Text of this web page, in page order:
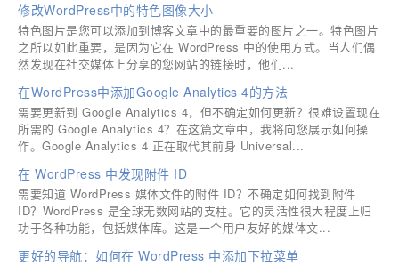
修改WordPress中的特色图像大小
特色图片是您可以添加到博客文章中的最重要的图片之一。特色图片
之所以如此重要，是因为它在 WordPress 中的使用方式。当人们偶
然发现在社交媒体上分享的您网站的链接时，他们...
在WordPress中添加Google Analytics 4的方法
需要更新到 Google Analytics 4，但不确定如何更新？很难设置现在
所需的 Google Analytics 4？在这篇文章中，我将向您展示如何操
作。Google Analytics 4 正在取代其前身 Universal...
在 WordPress 中发现附件 ID
需要知道 WordPress 媒体文件的附件 ID？不确定如何找到附件
ID？WordPress 是全球无数网站的支柱。它的灵活性很大程度上归
功于各种功能，包括媒体库。这是一个用户友好的媒体文...
更好的导航：如何在 WordPress 中添加下拉菜单